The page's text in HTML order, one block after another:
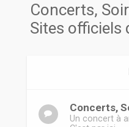
Concerts,
Sites officiels
Concerts,
Un concert à